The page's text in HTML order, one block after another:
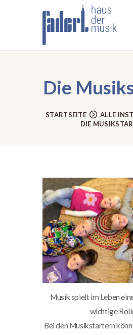
Die
STARTSEITE
ALLE
DIE
NEWS
TERMINE
UNSER HAUS
Musik spielt im Leben
wichtige
Bei den Musikstartern